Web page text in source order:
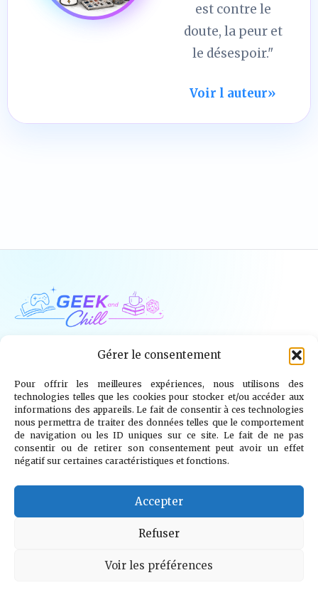
Gérer le consentement
Pour offrir les meilleures expériences, nous utilisons des
technologies telles que les cookies pour stocker et/ou accéder aux
informations des appareils. Le fait de consentir à ces technologies
nous permettra de traiter des données telles que le comportement
de navigation ou les ID uniques sur ce site. Le fait de ne pas
consentir ou de retirer son consentement peut avoir un effet
négatif sur certaines caractéristiques et fonctions.
Accepter
Refuser
Voir les préférences
est contre le
doute, la peur et
le désespoir."
Voir l auteur»
Jeux Vidéo Tech Tabletop Livres
Mangas / BD TV Goodies Kids
Wargames
info@geekandchill.com